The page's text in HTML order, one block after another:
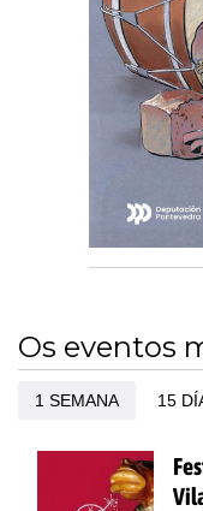
Os eventos
1 SEMANA 15